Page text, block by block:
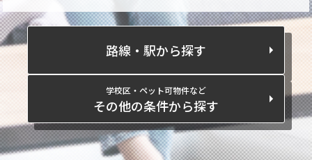
路線・駅から探す
学校区・ペット可物件など
その他の条件から探す